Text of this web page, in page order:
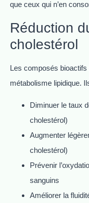
que ceux qui n’en
Réduction
cholestérol
Les composés
métabolisme lipidique.
Diminuer le taux
cholestérol)
Augmenter
cholestérol)
Prévenir
sanguins
Améliorer la